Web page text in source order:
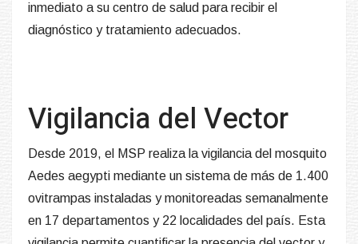
inmediato a su centro de salud para recibir el
diagnóstico y tratamiento adecuados.
Vigilancia del Vector
Desde 2019, el MSP realiza la vigilancia del mosquito
Aedes aegypti mediante un sistema de más de 1.400
ovitrampas instaladas y monitoreadas semanalmente
en 17 departamentos y 22 localidades del país. Esta